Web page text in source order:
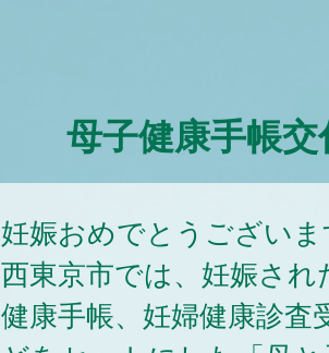
母子健康手帳交
妊娠おめでとうございま
西東京市では、妊娠さ
健康手帳、妊婦健康診査